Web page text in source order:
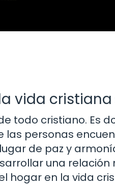
vida cristiana
todo cristiano. Es
personas
de paz y
una relación
en la vida